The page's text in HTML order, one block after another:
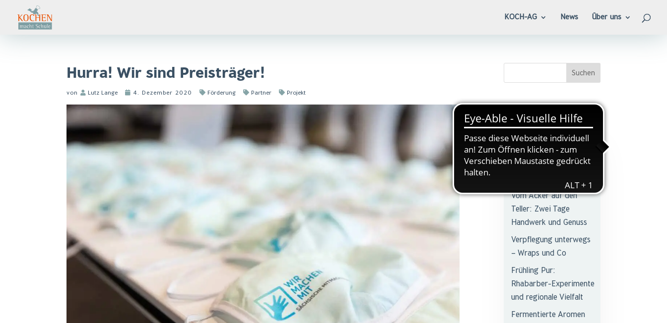
KOCH-AG News Über uns
Hurra! Wir sind Preisträger!
von Lutz Lange 4. Dezember 2020 Förderung Partner Projekt
Aktuell
Geschmacks-Workshop
beim ZU TISCH!
Vom Acker auf den
Teller: Zwei Tage
Handwerk und Genuss
Verpflegung unterwegs
– Wraps und Co
Frühling Pur:
Rhabarber-Experimente
und regionale Vielfalt
Fermentierte Aromen